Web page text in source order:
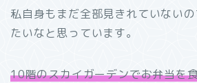
私自身もまだ全部見きれていない
たいなと思っています。
10階のスカイガーデンでお弁当を